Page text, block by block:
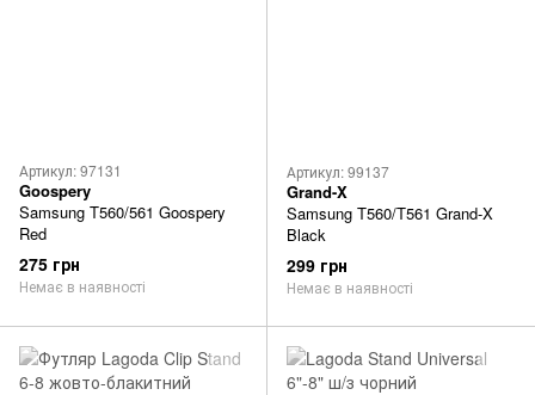
Артикул: 97131
Goospery
Samsung T560/561 Goospery
Red
275 грн
Немає в наявності
Артикул: 99137
Grand-X
Samsung T560/T561 Grand-X
Black
299 грн
Немає в наявності